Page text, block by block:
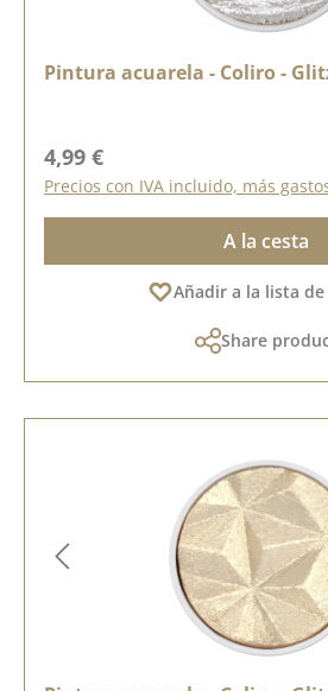
Pintura acuarela - Coliro -
Precio normal:
4,99 €
Precios con IVA incluido, más
A la cesta
Añadir a la lista de
Share